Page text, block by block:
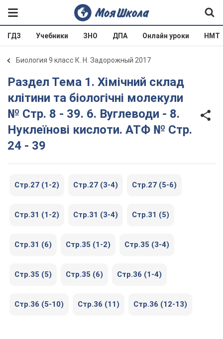
ГДЗ Учебники ЗНО ДПА Онлайн уроки НМТ
Биология 9 класс К. Н. Задорожный 2017
Раздел Тема 1. Хімічний склад
клітини та біологічні молекули
№ Стр. 8 - 39. 6. Вуглеводи - 8.
Нуклеїнові кислоти. АТФ № Стр.
24 - 39
Стр.27 (1-2) Стр.27 (3-4) Стр.27 (5-6)
Стр.31 (1-2) Стр.31 (3-4) Стр.31 (5)
Стр.31 (6) Стр.35 (1-2) Стр.35 (3-4)
Стр.35 (5) Стр.35 (6) Стр.36 (1-4)
Стр.36 (5-10) Стр.36 (11) Стр.36 (12-13)